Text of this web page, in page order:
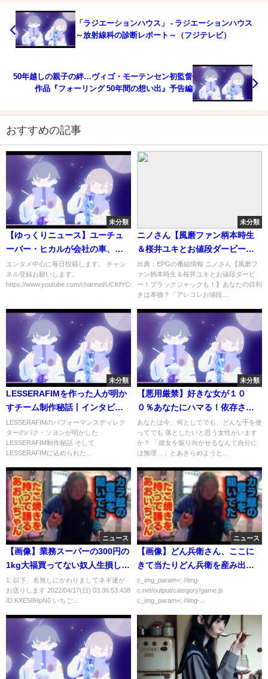
「ラジエーションハウス」 - ラジエーションハウス
～放射線科の診断レポート～（フジテレビ）
50年越しの親子の絆…ヴィゴ・モーテンセン初監督
作品『フォーリング 50年間の想い出』予告編
おすすめの記事
未分類
【ゆっくりニュース】ユーチュ
ーバー・ヒカルが会社の車、車
検切れ
エンタメ中心に毎日投稿します。 チャン
ネル登録お願いします。
https://www.youtube.com/channel/UCKfYCs...
未分類
ニノさん【風磨ファン柄本時生
＆桜井ユキとお値段ダービー！
ブラックジャックも！】[字]…の
番組内容解析まとめ
出典：EPGの番組情報 ニノさん【風磨フ
ァン柄本時生＆桜井ユキとお値段ダービ
ー！ブラックジャックも！】あなたの目利
きは本物？「アレコレお値段...
未分類
LESSERAFIMを作った人が明か
すチーム制作秘話丨インタビュ
ー全文日本語訳
LESSERAFIMのパフォーマンスディレク
ターのパク・ソヨンが明かした
LESSERAFIM制作秘話 そして
LESSERAFIMに込められた...
未分類
【悪用厳禁】好きな女が１０
０％あなたにハマる！依存させ
る方法とは？【有料級】
あなたは今、何としてでも、どんな手を使
ってでも 落としたいと思う女性がいます
か？ 「彼女を振り向かせるなんて自分に
は無理…」とあきらめようと...
ニュース
【画像】業務スーパーの300円の
1kg大福買ってない奴人生損して
てワロタ
1: 以下、名無しにかわりましてネギ速が
お送りします 2022/04/17(日) 03:36:53.438
ID:KXE58HpN0 いちご...
ニュース
【画像】どん兵衛さん、ここに
きて当たりどん兵衛を産み出し
てしまう
c_img_param=; //img-
c.net/output/category/game.js
c_img_param=; //img-...